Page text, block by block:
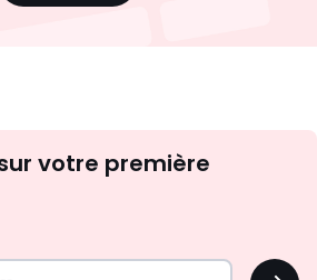
d'inspirations
surprises?
sur votre première
OK